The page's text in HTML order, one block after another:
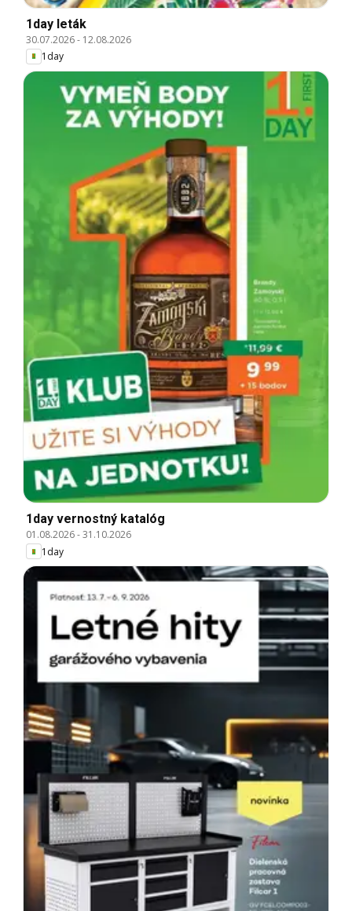
1day leták
30.07.2026- 12.08.2026
1day
1day vernostný katalóg
01.08.2026-31.10.2026
1day